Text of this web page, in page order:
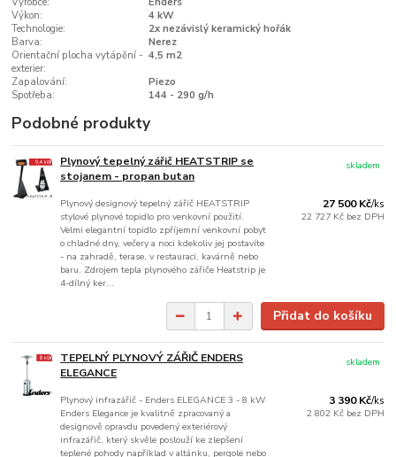
Výkon:
4 kW
Technologie:
2x nezávislý keramický hořák
Barva:
Nerez
Orientační plocha vytápění -
exterier:
4,5 m2
Zapalování:
Piezo
Spotřeba:
144 - 290 g/h
Podobné produkty
Plynový tepelný zářič HEATSTRIP se
stojanem - propan butan
Plynový designový tepelný zářič HEATSTRIP
stylové plynové topidlo pro venkovní použití.
Velmi elegantní topidlo zpříjemní venkovní pobyt
o chladné dny, večery a noci kdekoliv jej postavíte
- na zahradě, terase, v restauraci, kavárně nebo
baru. Zdrojem tepla plynového zářiče Heatstrip je
4-dílný ker...
27 500 Kč/ks
22 727 Kč bez DPH
skladem
Přidat do košíku
TEPELNÝ PLYNOVÝ ZÁŘIČ ENDERS
ELEGANCE
Plynový infrazářič - Enders ELEGANCE 3 - 8 kW
Enders Elegance je kvalitně zpracovaný a
designově opravdu povedený exteriérový
infrazářič, který skvěle poslouží ke zlepšení
teplené pohody například v altánku, pergole nebo
3 390 Kč/ks
2 802 Kč bez DPH
skladem